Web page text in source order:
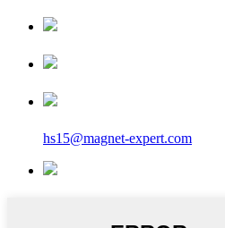
hs15@magnet-expert.com